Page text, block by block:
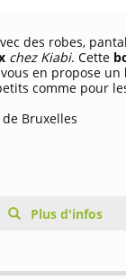
des robes,
chez Kiabi. Cette
vous en propose un
comme pour
Bruxelles
Plus d'infos